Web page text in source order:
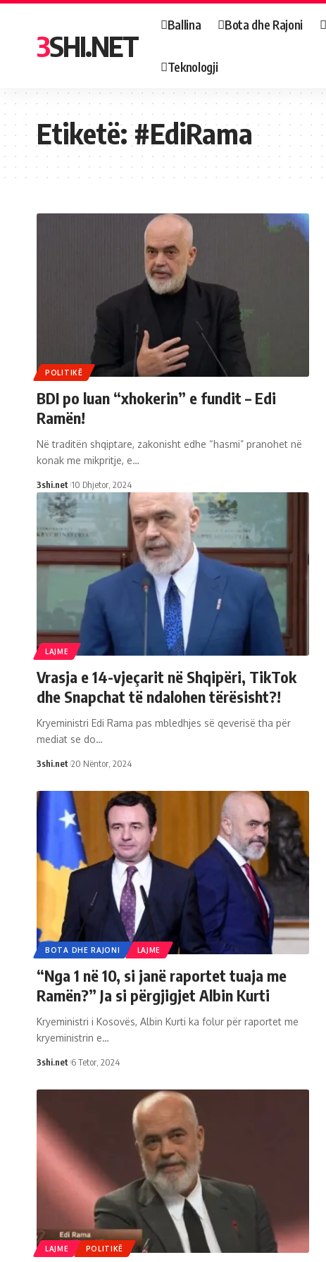
3SHI.NET
Ballina Bota dhe Rajoni
Teknologji
Etiketë:#EdiRama
POLITIKË
BDI po luan “xhokerin” e fundit – Edi
Ramën!
Në traditën shqiptare, zakonisht edhe “hasmi” pranohet në
konak me mikpritje, e…
3shi.net 10 Dhjetor, 2024
LAJME
Vrasja e 14-vjeçarit në Shqipëri, TikTok
dhe Snapchat të ndalohen tërësisht?!
Kryeministri Edi Rama pas mbledhjes së qeverisë tha për
mediat se do…
3shi.net 20 Nëntor, 2024
BOTA DHE RAJONI LAJME
“Nga 1 në 10, si janë raportet tuaja me
Ramën?” Ja si përgjigjet Albin Kurti
Kryeministri i Kosovës, Albin Kurti ka folur për raportet me
kryeministrin e…
3shi.net 6 Tetor, 2024
LAJME POLITIKË